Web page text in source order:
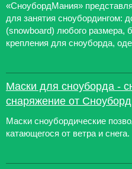
«СноубордМания»
для занятия сноубордингом:
(snowboard) любого размера,
крепления для сноуборда,
Маски для сноуборда -
снаряжение от
Маски сноубордические
катающегося от ветра и снега.